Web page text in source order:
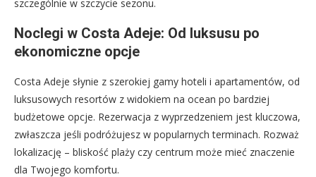
szczególnie w szczycie sezonu.
Noclegi w Costa Adeje: Od luksusu po
ekonomiczne opcje
Costa Adeje słynie z szerokiej gamy hoteli i apartamentów, od
luksusowych resortów z widokiem na ocean po bardziej
budżetowe opcje. Rezerwacja z wyprzedzeniem jest kluczowa,
zwłaszcza jeśli podróżujesz w popularnych terminach. Rozważ
lokalizację – bliskość plaży czy centrum może mieć znaczenie
dla Twojego komfortu.